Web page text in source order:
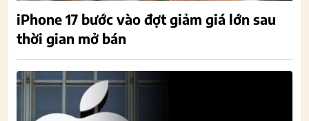
iPhone 17 bước vào đợt giảm giá lớn sau
thời gian mở bán